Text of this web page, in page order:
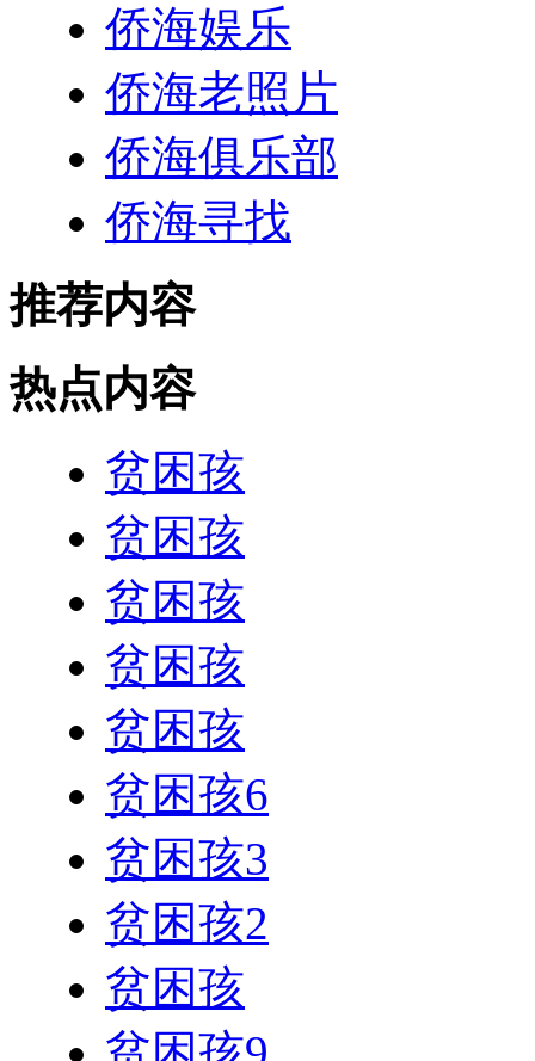
侨海娱乐
侨海老照片
侨海俱乐部
侨海寻找
推荐内容
热点内容
贫困孩
贫困孩
贫困孩
贫困孩
贫困孩
贫困孩6
贫困孩3
贫困孩2
贫困孩